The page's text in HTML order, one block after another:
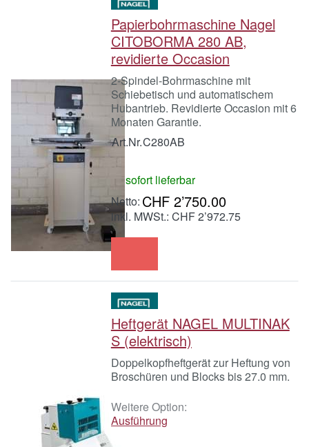
Papierbohrmaschine Nagel
CITOBORMA 280 AB,
revidierte Occasion
2-Spindel-Bohrmaschine mit
Schiebetisch und automatischem
Hubantrieb. Revidierte Occasion mit 6
Monaten Garantie.
Art.Nr.C280AB
sofort lieferbar
CHF 2’750.00
inkl. MWSt.: CHF 2’972.75
Heftgerät NAGEL MULTINAK
S (elektrisch)
Doppelkopfheftgerät zur Heftung von
Broschüren und Blocks bis 27.0 mm.
Weitere Option:
Ausführung